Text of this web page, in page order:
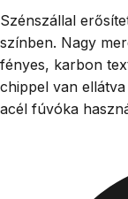
Szénszállal
színben. Nagy
fényes, karbon
chippel van
acél fúvóka